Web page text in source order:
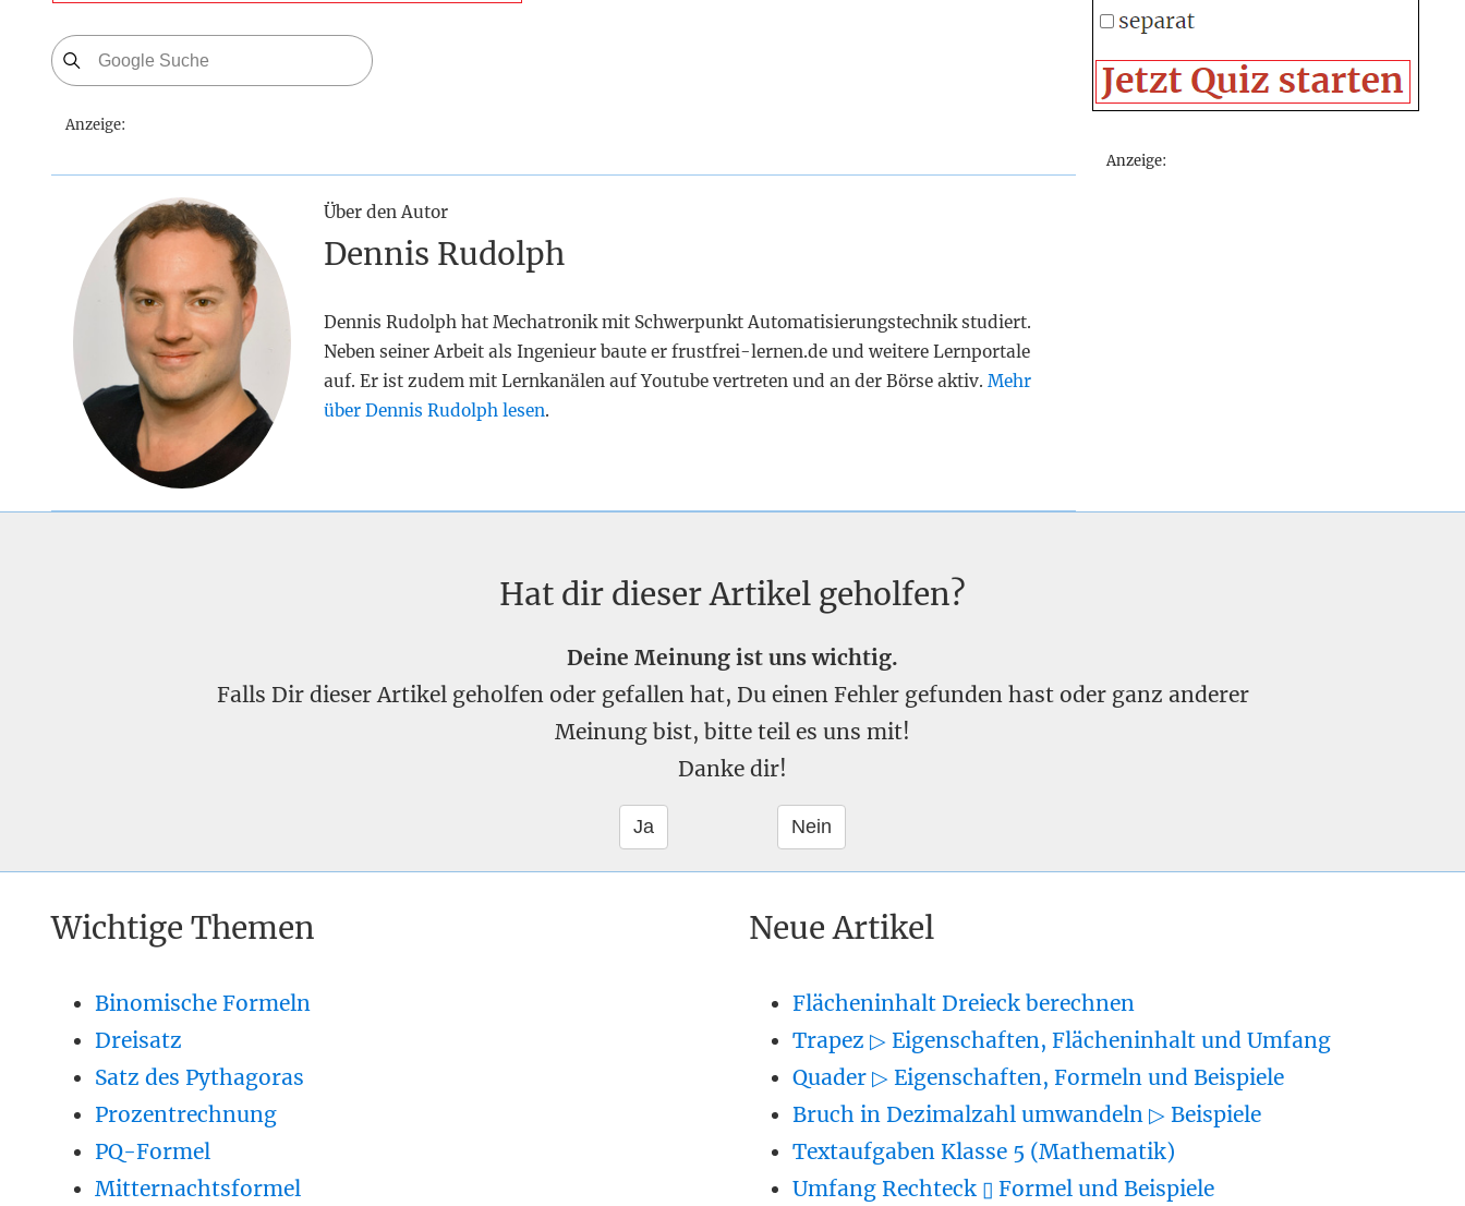
Anzeige:
Über den Autor
Dennis Rudolph
Dennis Rudolph hat Mechatronik mit Schwerpunkt Automatisierungstechnik studiert.
Neben seiner Arbeit als Ingenieur baute er frustfrei-lernen.de und weitere Lernportale
auf. Er ist zudem mit Lernkanälen auf Youtube vertreten und an der Börse aktiv. Mehr
über Dennis Rudolph lesen.
Anzeige:
Hat dir dieser Artikel geholfen?
Deine Meinung ist uns wichtig.
Falls Dir dieser Artikel geholfen oder gefallen hat, Du einen Fehler gefunden hast oder ganz anderer
Meinung bist, bitte teil es uns mit!
Danke dir!
Wichtige Themen
Binomische Formeln
Dreisatz
Satz des Pythagoras
Prozentrechnung
PQ-Formel
Mitternachtsformel
Neue Artikel
Flächeninhalt Dreieck berechnen
Trapez ▷ Eigenschaften, Flächeninhalt und Umfang
Quader ▷ Eigenschaften, Formeln und Beispiele
Bruch in Dezimalzahl umwandeln ▷ Beispiele
Textaufgaben Klasse 5 (Mathematik)
Umfang Rechteck ▯ Formel und Beispiele